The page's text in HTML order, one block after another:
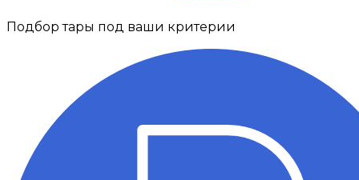
Подбор тары под ваши критерии